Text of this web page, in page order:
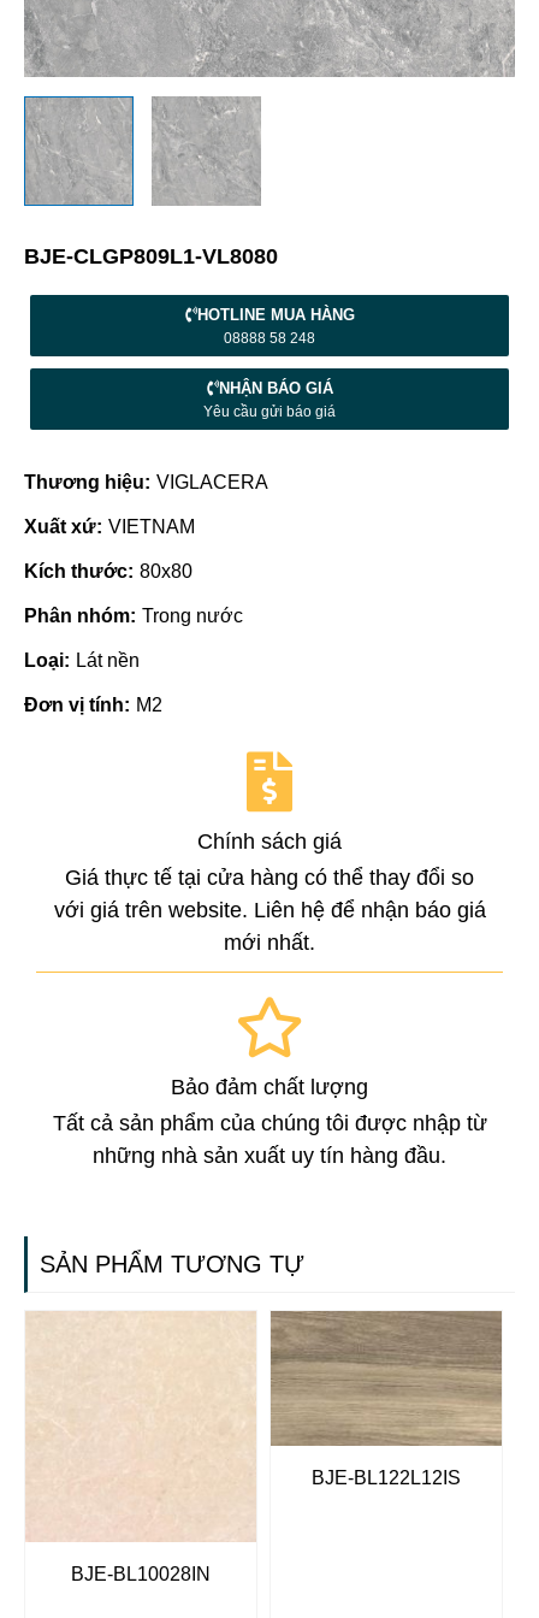
BJE-CLGP809L1-VL8080
HOTLINE MUA HÀNG
08888 58 248
NHẬN BÁO GIÁ
Yêu cầu gửi báo giá
Thương hiệu: VIGLACERA
Xuất xứ: VIETNAM
Kích thước: 80x80
Phân nhóm: Trong nước
Loại: Lát nền
Đơn vị tính: M2
Chính sách giá
Giá thực tế tại cửa hàng có thể thay đổi so
với giá trên website. Liên hệ để nhận báo giá
mới nhất.
Bảo đảm chất lượng
Tất cả sản phẩm của chúng tôi được nhập từ
những nhà sản xuất uy tín hàng đầu.
SẢN PHẨM TƯƠNG TỰ
BJE-BL10028IN
BJE-BL122L12IS